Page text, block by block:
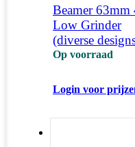
Beamer 63mm
Low Grinder
(diverse
Op voorraad
Login voor